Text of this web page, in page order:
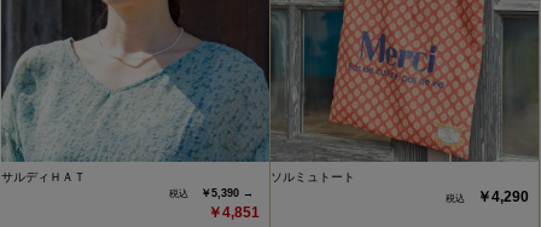
サルディＨＡＴ
￥5,390 →
￥4,851
ソルミュトート
￥4,290